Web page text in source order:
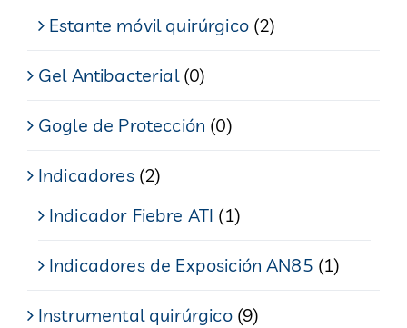
Estante móvil quirúrgico (2)
Gel Antibacterial (0)
Gogle de Protección (0)
Indicadores (2)
Indicador Fiebre ATI (1)
Indicadores de Exposición AN85 (1)
Instrumental quirúrgico (9)